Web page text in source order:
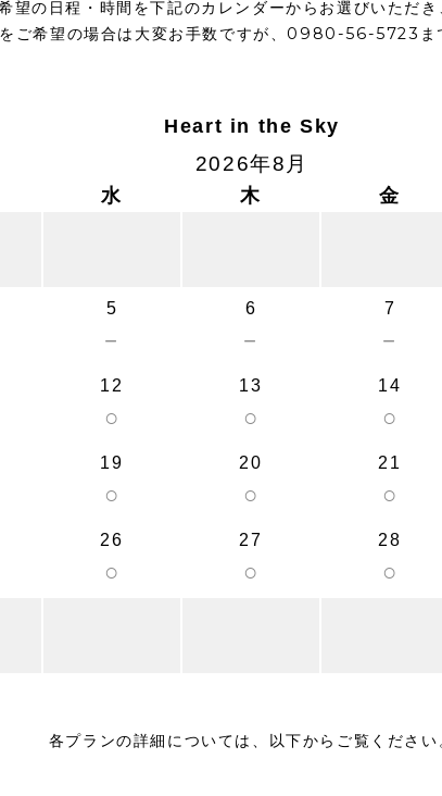
望の日程・時間を下記のカレンダーからお選びいただき
ご希望の場合は大変お手数ですが、0980-56-5723ま
Heart in the Sky
2026年8月
水 木 金
5
－
6
－
7
－
12
○
13
○
14
○
19
○
20
○
21
○
26
○
27
○
28
○
各プランの詳細については、以下からご覧ください